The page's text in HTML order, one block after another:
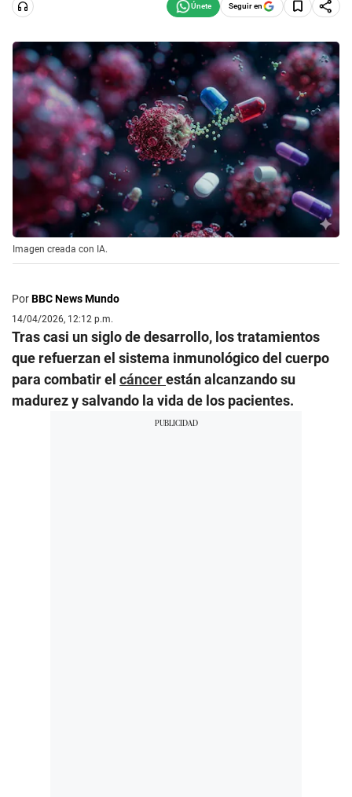
Seguir en
Imagen creada con IA.
PorBBC News Mundo
14/04/2026, 12:12 p.m.
Tras casi un siglo de desarrollo, los tratamientos
que refuerzan el sistema inmunológico del cuerpo
para combatir el cáncerestán alcanzando su
madurez y salvando la vida de los pacientes.